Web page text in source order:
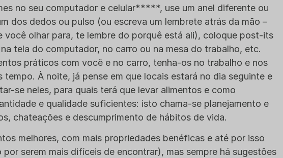
no seu computador e celular*****, use um anel diferente ou
dos dedos ou pulso (ou escreva um lembrete atrás da mão –
você olhar para, te lembre do porquê está ali), coloque post-its
tela do computador, no carro ou na mesa do trabalho, etc.
práticos com você e no carro, tenha-os no trabalho e nos
tempo. À noite, já pense em que locais estará no dia seguinte e
se neles, para quais terá que levar alimentos e como
e qualidade suficientes: isto chama-se planejamento e
chateações e descumprimento de hábitos de vida.
melhores, com mais propriedades benéficas e até por isso
por serem mais difíceis de encontrar), mas sempre há sugestões